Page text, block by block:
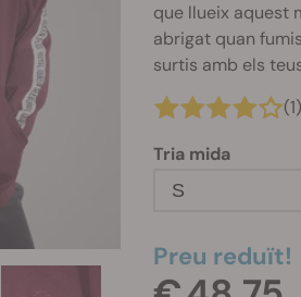
que llueix aquest
abrigat quan
surtis amb els
Tria mida
S
Preu reduït!